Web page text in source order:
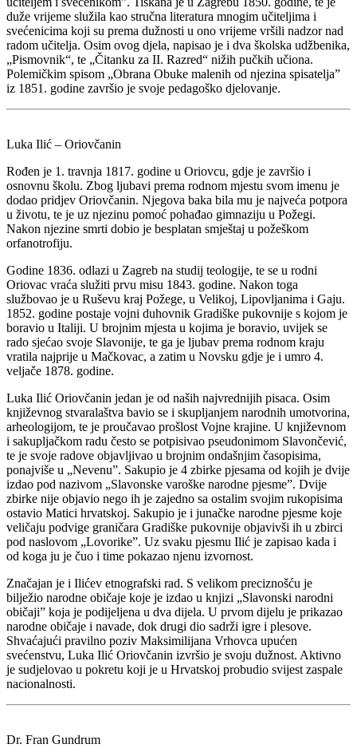
duže vrijeme služila kao stručna literatura mnogim učiteljima i
svećenicima koji su prema dužnosti u ono vrijeme vršili nadzor nad
radom učitelja. Osim ovog djela, napisao je i dva školska udžbenika,
„Pismovnik“, te „Čitanku za II. Razred“ nižih pučkih učiona.
Polemičkim spisom „Obrana Obuke malenih od njezina spisatelja”
iz 1851. godine završio je svoje pedagoško djelovanje.
Luka Ilić – Oriovčanin
Rođen je 1. travnja 1817. godine u Oriovcu, gdje je završio i
osnovnu školu. Zbog ljubavi prema rodnom mjestu svom imenu je
dodao pridjev Oriovčanin. Njegova baka bila mu je najveća potpora
u životu, te je uz njezinu pomoć pohađao gimnaziju u Požegi.
Nakon njezine smrti dobio je besplatan smještaj u požeškom
orfanotrofiju.
Godine 1836. odlazi u Zagreb na studij teologije, te se u rodni
Oriovac vraća služiti prvu misu 1843. godine. Nakon toga
službovao je u Ruševu kraj Požege, u Velikoj, Lipovljanima i Gaju.
1852. godine postaje vojni duhovnik Gradiške pukovnije s kojom je
boravio u Italiji. U brojnim mjesta u kojima je boravio, uvijek se
rado sjećao svoje Slavonije, te ga je ljubav prema rodnom kraju
vratila najprije u Mačkovac, a zatim u Novsku gdje je i umro 4.
veljače 1878. godine.
Luka Ilić Oriovčanin jedan je od naših najvrednijih pisaca. Osim
književnog stvaralaštva bavio se i skupljanjem narodnih umotvorina,
arheologijom, te je proučavao prošlost Vojne krajine. U književnom
i sakupljačkom radu često se potpisivao pseudonimom Slavončević,
te je svoje radove objavljivao u brojnim ondašnjim časopisima,
ponajviše u „Nevenu”. Sakupio je 4 zbirke pjesama od kojih je dvije
izdao pod nazivom „Slavonske varoške narodne pjesme”. Dvije
zbirke nije objavio nego ih je zajedno sa ostalim svojim rukopisima
ostavio Matici hrvatskoj. Sakupio je i junačke narodne pjesme koje
veličaju podvige graničara Gradiške pukovnije objavivši ih u zbirci
pod naslovom „Lovorike”. Uz svaku pjesmu Ilić je zapisao kada i
od koga ju je čuo i time pokazao njenu izvornost.
Značajan je i Ilićev etnografski rad. S velikom preciznošću je
bilježio narodne običaje koje je izdao u knjizi „Slavonski narodni
običaji” koja je podijeljena u dva dijela. U prvom dijelu je prikazao
narodne običaje i navade, dok drugi dio sadrži igre i plesove.
Shvaćajući pravilno poziv Maksimilijana Vrhovca upućen
svećenstvu, Luka Ilić Oriovčanin izvršio je svoju dužnost. Aktivno
je sudjelovao u pokretu koji je u Hrvatskoj probudio svijest zaspale
nacionalnosti.
Dr. Fran Gundrum